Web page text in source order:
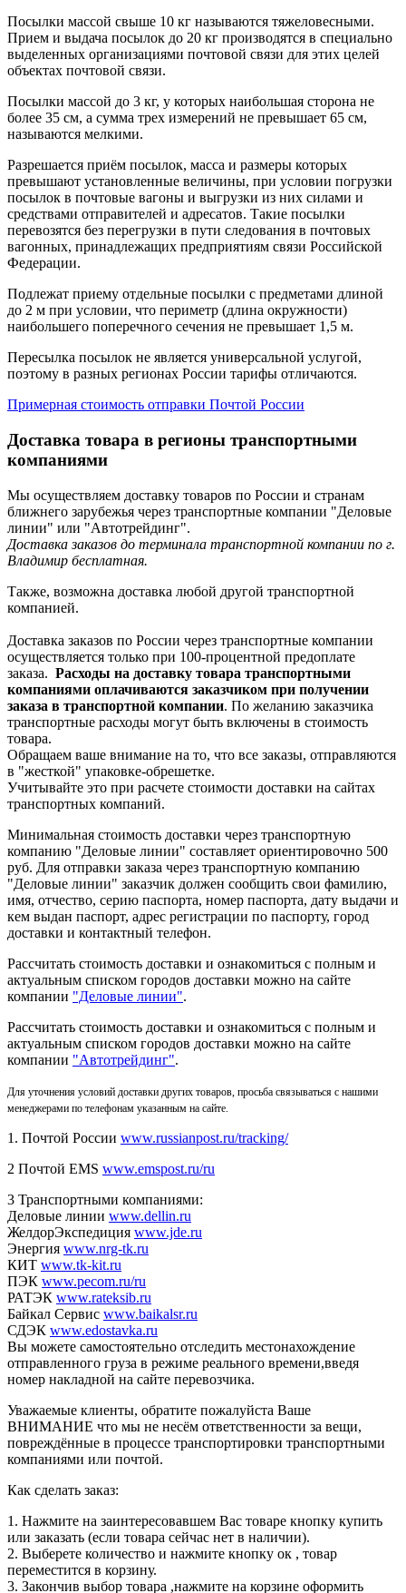
Посылки массой свыше 10 кг называются тяжеловесными.
Прием и выдача посылок до 20 кг производятся в специально
выделенных организациями почтовой связи для этих целей
объектах почтовой связи.
Посылки массой до 3 кг, у которых наибольшая сторона не
более 35 см, а сумма трех измерений не превышает 65 см,
называются мелкими.
Разрешается приём посылок, масса и размеры которых
превышают установленные величины, при условии погрузки
посылок в почтовые вагоны и выгрузки из них силами и
средствами отправителей и адресатов. Такие посылки
перевозятся без перегрузки в пути следования в почтовых
вагонных, принадлежащих предприятиям связи Российской
Федерации.
Подлежат приему отдельные посылки с предметами длиной
до 2 м при условии, что периметр (длина окружности)
наибольшего поперечного сечения не превышает 1,5 м.
Пересылка посылок не является универсальной услугой,
поэтому в разных регионах России тарифы отличаются.
Примерная стоимость отправки Почтой России
Доставка товара в регионы транспортными
компаниями
Мы осуществляем доставку товаров по России и странам
ближнего зарубежья через транспортные компании "Деловые
линии" или "Автотрейдинг".
Доставка заказов до терминала транспортной компании по г.
Владимир бесплатная.
Также, возможна доставка любой другой транспортной
компанией.
Доставка заказов по России через транспортные компании
осуществляется только при 100-процентной предоплате
заказа. Расходы на доставку товара транспортными
компаниями оплачиваются заказчиком при получении
заказа в транспортной компании. По желанию заказчика
транспортные расходы могут быть включены в стоимость
товара.
Обращаем ваше внимание на то, что все заказы, отправляются
в "жесткой" упаковке-обрешетке.
Учитывайте это при расчете стоимости доставки на сайтах
транспортных компаний.
Минимальная стоимость доставки через транспортную
компанию "Деловые линии" составляет ориентировочно 500
руб. Для отправки заказа через транспортную компанию
"Деловые линии" заказчик должен сообщить свои фамилию,
имя, отчество, серию паспорта, номер паспорта, дату выдачи и
кем выдан паспорт, адрес регистрации по паспорту, город
доставки и контактный телефон.
Рассчитать стоимость доставки и ознакомиться с полным и
актуальным списком городов доставки можно на сайте
компании "Деловые линии".
Рассчитать стоимость доставки и ознакомиться с полным и
актуальным списком городов доставки можно на сайте
компании "Автотрейдинг".
Для уточнения условий доставки других товаров, просьба связываться с нашими
менеджерами по телефонам указанным на сайте.
1. Почтой России www.russianpost.ru/tracking/
2 Почтой EMS www.emspost.ru/ru
3 Транспортными компаниями:
Деловые линии www.dellin.ru
ЖелдорЭкспедиция www.jde.ru
Энергия www.nrg-tk.ru
КИТ www.tk-kit.ru
ПЭК www.pecom.ru/ru
РАТЭК www.rateksib.ru
Байкал Сервис www.baikalsr.ru
СДЭК www.edostavka.ru
Вы можете самостоятельно отследить местонахождение
отправленного груза в режиме реального времени,введя
номер накладной на сайте перевозчика.
Уважаемые клиенты, обратите пожалуйста Ваше
ВНИМАНИЕ что мы не несём ответственности за вещи,
повреждённые в процессе транспортировки транспортными
компаниями или почтой.
Как сделать заказ:
1. Нажмите на заинтересовавшем Вас товаре кнопку купить
или заказать (если товара сейчас нет в наличии).
2. Выберете количество и нажмите кнопку ок , товар
переместится в корзину.
3. Закончив выбор товара ,нажмите на корзине оформить